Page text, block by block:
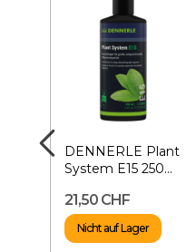
DENNERLE Plant
System E15 250
Eisen für...
21,50 CHF
Nicht auf Lager